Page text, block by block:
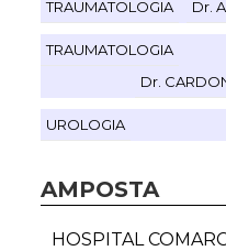
TRAUMATOLOGIA Dr.
TRAUMATOLOGIA
Dr.
UROLOGIA
AMPOSTA
HOSPITAL